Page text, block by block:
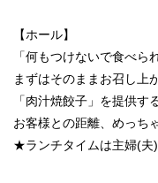
【ホール】
「何もつけないで食べら
まずはそのままお召し上
「肉汁焼餃子」を提供す
お客様との距離、めっち
★ランチタイムは主婦(夫